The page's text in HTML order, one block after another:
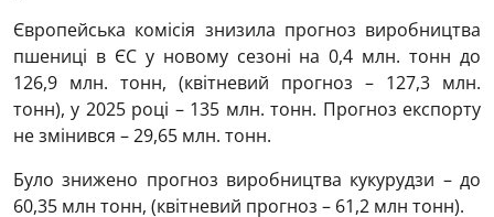
Європейська комісія знизила прогноз виробництва
пшениці в ЄС у новому сезоні на 0,4 млн. тонн до
126,9 млн. тонн, (квітневий прогноз – 127,3 млн.
тонн), у 2025 році – 135 млн. тонн. Прогноз експорту
не змінився – 29,65 млн. тонн.
Було знижено прогноз виробництва кукурудзи – до
60,35 млн тонн, (квітневий прогноз – 61,2 млн тонн).